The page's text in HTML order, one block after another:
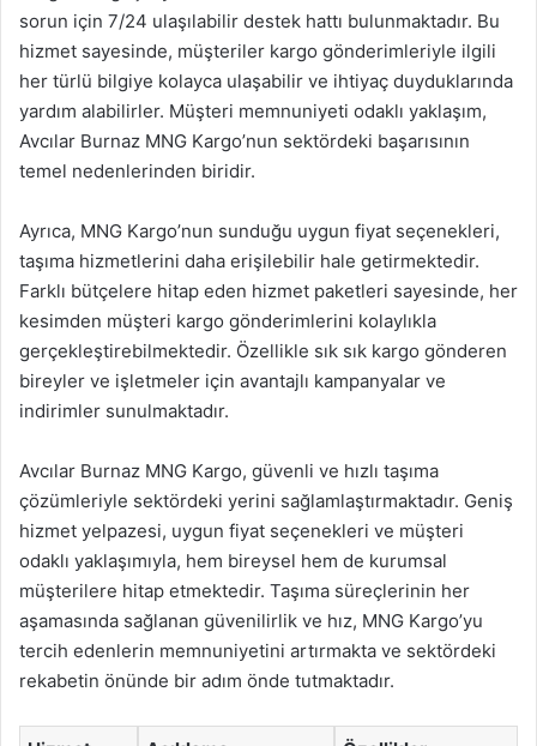
sorun için 7/24 ulaşılabilir destek hattı bulunmaktadır. Bu
hizmet sayesinde, müşteriler kargo gönderimleriyle ilgili
her türlü bilgiye kolayca ulaşabilir ve ihtiyaç duyduklarında
yardım alabilirler. Müşteri memnuniyeti odaklı yaklaşım,
Avcılar Burnaz MNG Kargo’nun sektördeki başarısının
temel nedenlerinden biridir.
Ayrıca, MNG Kargo’nun sunduğu uygun fiyat seçenekleri,
taşıma hizmetlerini daha erişilebilir hale getirmektedir.
Farklı bütçelere hitap eden hizmet paketleri sayesinde, her
kesimden müşteri kargo gönderimlerini kolaylıkla
gerçekleştirebilmektedir. Özellikle sık sık kargo gönderen
bireyler ve işletmeler için avantajlı kampanyalar ve
indirimler sunulmaktadır.
Avcılar Burnaz MNG Kargo, güvenli ve hızlı taşıma
çözümleriyle sektördeki yerini sağlamlaştırmaktadır. Geniş
hizmet yelpazesi, uygun fiyat seçenekleri ve müşteri
odaklı yaklaşımıyla, hem bireysel hem de kurumsal
müşterilere hitap etmektedir. Taşıma süreçlerinin her
aşamasında sağlanan güvenilirlik ve hız, MNG Kargo’yu
tercih edenlerin memnuniyetini artırmakta ve sektördeki
rekabetin önünde bir adım önde tutmaktadır.